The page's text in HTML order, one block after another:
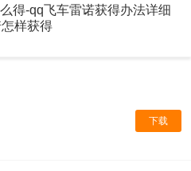
得-qq飞车雷诺获得办法详细
样获得
下载